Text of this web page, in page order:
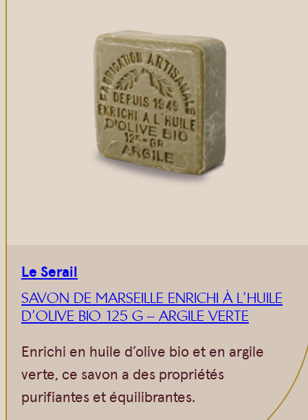
Le Serail
SAVON DE MARSEILLE ENRICHI À L’HUILE
D’OLIVE BIO 125 G – ARGILE VERTE
Enrichi en huile d’olive bio et en argile
verte, ce savon a des propriétés
purifiantes et équilibrantes.